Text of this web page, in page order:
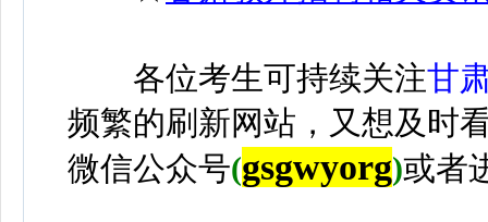
各位考生可持续关注甘
频繁的刷新网站，又想及时
微信公众号(gsgwyorg)或者